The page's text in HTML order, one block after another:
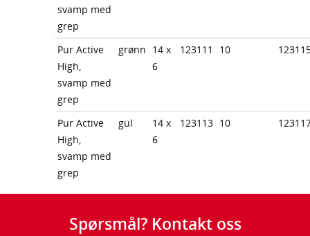
svamp med
grep
Pur Active
High,
svamp med
grep
grønn 14 x
6
123111 10
Pur Active
High,
svamp med
grep
gul
14 x
6
123113 10
Spørsmål? Kontakt oss